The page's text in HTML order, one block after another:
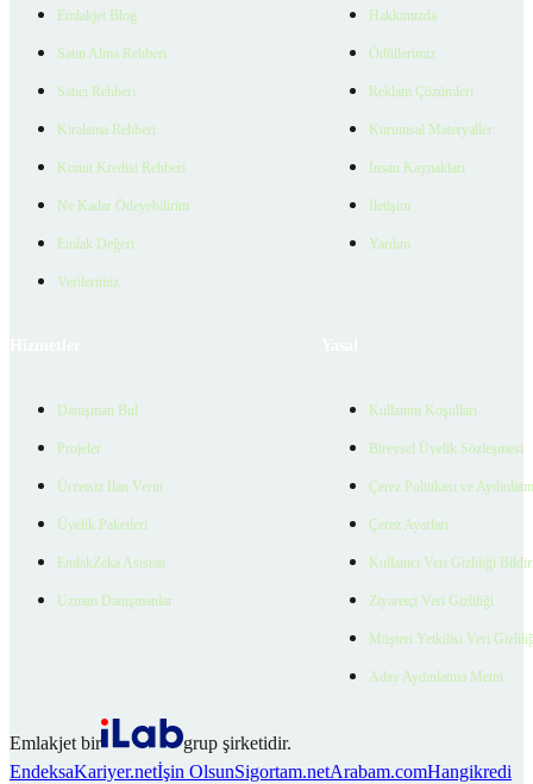
Emlakjet Blog
Satın Alma Rehberi
Satıcı Rehberi
Kiralama Rehberi
Konut Kredisi Rehberi
Ne Kadar Ödeyebilirim
Emlak Değeri
Verilerimiz
Hakkımızda
Ödüllerimiz
Reklam Çözümleri
Kurumsal Materyaller
İnsan Kaynakları
İletişim
Yardım
Danışman Bul
Projeler
Ücretsiz İlan Verin
Üyelik Paketleri
EmlakZeka Asistan
Uzman Danışmanlar
Kullanım Koşulları
Bireysel Üyelik Sözleşmesi
Çerez Politikası ve
Çerez Ayarları
Kullanıcı Veri Gizliliği
Ziyaretçi Veri Gizliliği
Müşteri Yetkilisi Veri
Aday Aydınlatma Metni
Emlakjet bir
grup şirketidir.
EndeksaKariyer.netİşin OlsunSigortam.netArabam.comHangikredi